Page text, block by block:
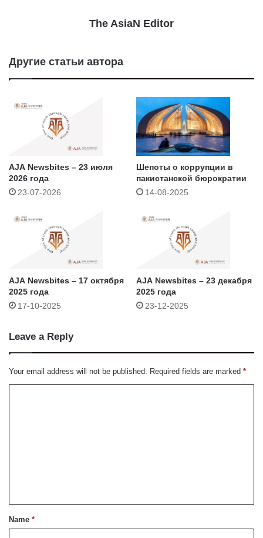
The AsiaN Editor
Другие статьи автора
AJA Newsbites – 23 июля
2026 года
23-07-2026
Шепоты о коррупции в
пакистанской бюрократии
14-08-2025
AJA Newsbites – 17 октября
2025 года
17-10-2025
AJA Newsbites – 23 декабря
2025 года
23-12-2025
Leave a Reply
Your email address will not be published. Required fields are marked *
*Name *